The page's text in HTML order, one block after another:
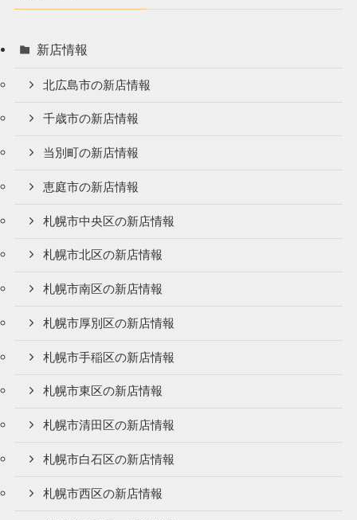
新店情報
北広島市の新店情報
千歳市の新店情報
当別町の新店情報
恵庭市の新店情報
札幌市中央区の新店情報
札幌市北区の新店情報
札幌市南区の新店情報
札幌市厚別区の新店情報
札幌市手稲区の新店情報
札幌市東区の新店情報
札幌市清田区の新店情報
札幌市白石区の新店情報
札幌市西区の新店情報